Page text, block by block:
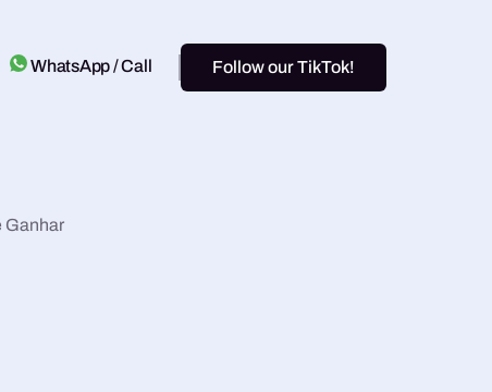
WhatsApp / Call Follow our TikTok!
Ganhar